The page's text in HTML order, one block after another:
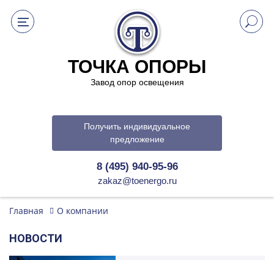
ТОЧКА ОПОРЫ
Завод опор освещения
Получить индивидуальное
предложение
8 (495) 940-95-96
zakaz@toenergo.ru
Главная О компании
НОВОСТИ